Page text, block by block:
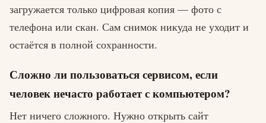
загружается только цифровая копия — фото с
телефона или скан. Сам снимок никуда не уходит и
остаётся в полной сохранности.
Сложно ли пользоваться сервисом, если
человек нечасто работает с компьютером?
Нет ничего сложного. Нужно открыть сайт